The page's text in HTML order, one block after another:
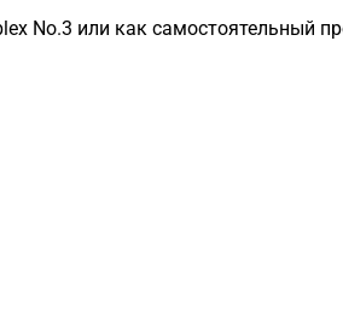
No.3 или как самостоятельный